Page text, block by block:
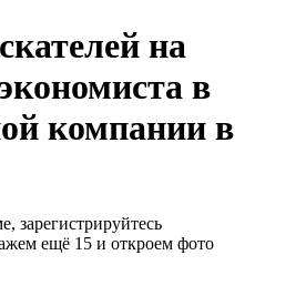
на
в
компании в
зарегистрируйтесь
ещё 15 и откроем фото